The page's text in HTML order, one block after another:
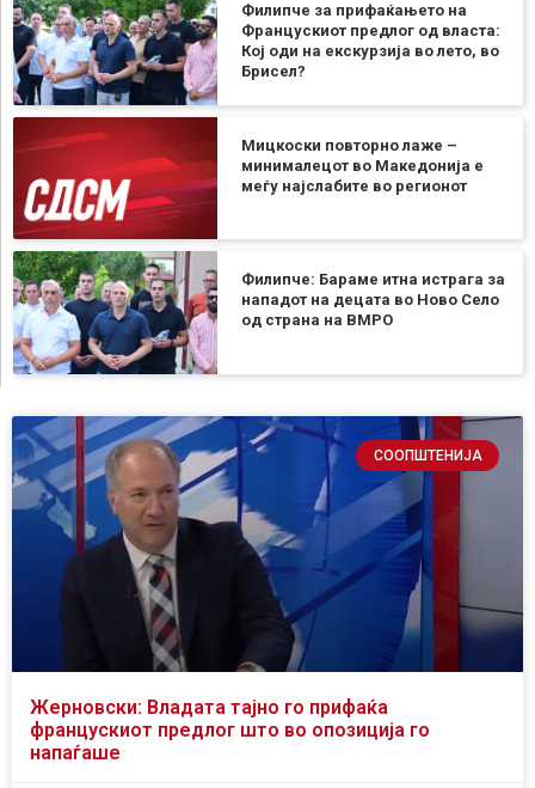
Филипче за прифаќањето на
Францускиот предлог од власта:
Кој оди на екскурзија во лето, во
Брисел?
Мицкоски повторно лаже –
минималецот во Македонија е
меѓу најслабите во регионот
Филипче: Бараме итна истрага за
нападот на децата во Ново Село
од страна на ВМРО
СООПШТЕНИЈА
Жерновски: Владата тајно го прифаќа
францускиот предлог што во опозиција го
напаѓаше